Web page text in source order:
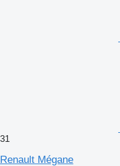
31
Renault Mégane